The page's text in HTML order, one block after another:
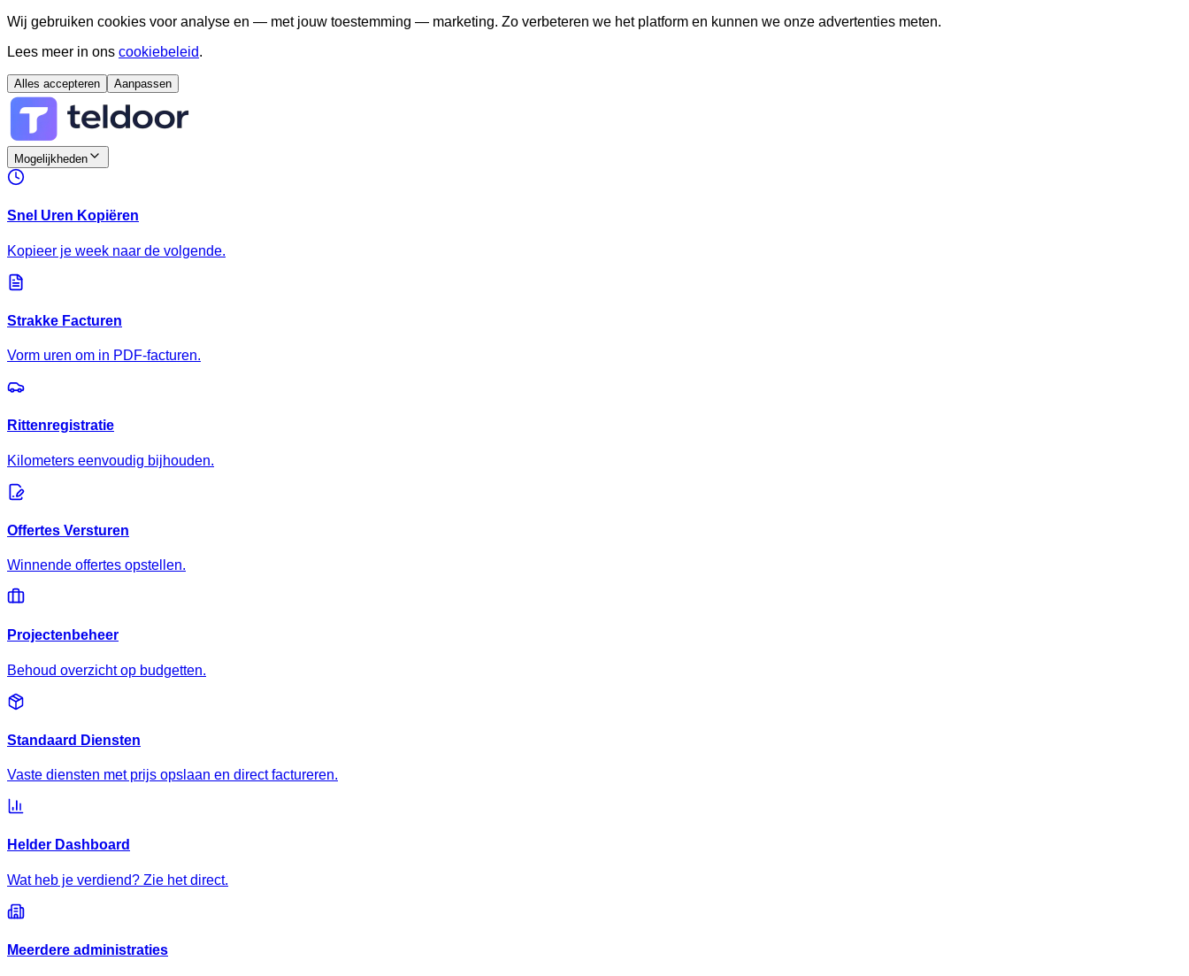
Wij gebruiken cookies voor analyse en — met jouw toestemming — marketing. Zo verbeteren we het platform en kunnen we onze advertenties meten.
Lees meer in ons cookiebeleid.
Alles accepteren Aanpassen
Mogelijkheden
Snel Uren Kopiëren
Kopieer je week naar de volgende.
Strakke Facturen
Vorm uren om in PDF-facturen.
Rittenregistratie
Kilometers eenvoudig bijhouden.
Offertes Versturen
Winnende offertes opstellen.
Projectenbeheer
Behoud overzicht op budgetten.
Standaard Diensten
Vaste diensten met prijs opslaan en direct factureren.
Helder Dashboard
Wat heb je verdiend? Zie het direct.
Meerdere administraties